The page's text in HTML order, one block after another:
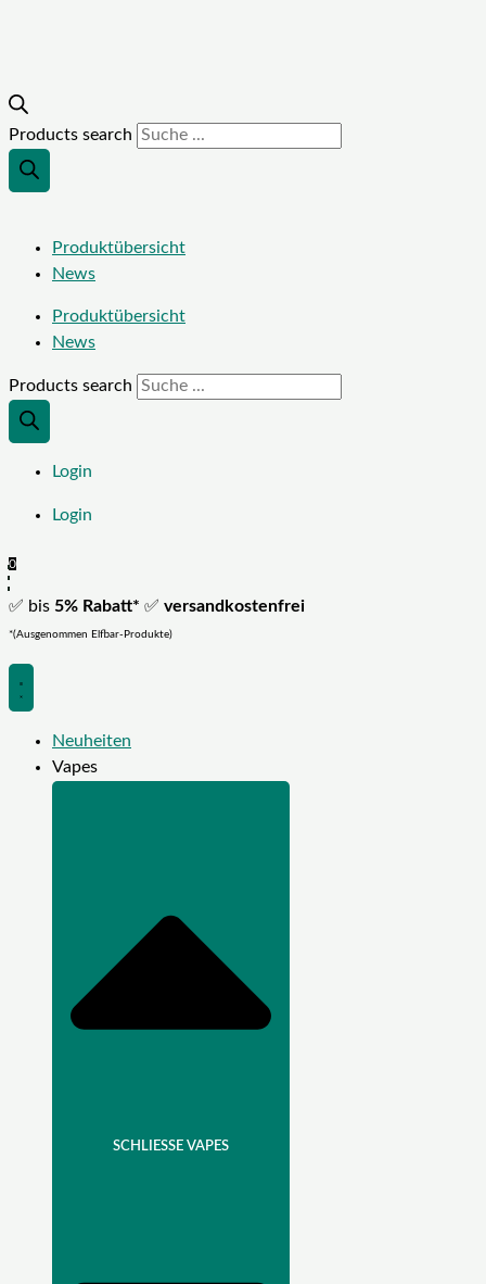
Products search
Produktübersicht
News
Produktübersicht
News
Products search
Login
Login
0
✅ bis 5% Rabatt* ✅ versandkostenfrei
*(Ausgenommen Elfbar-Produkte)
Neuheiten
Vapes
SCHLIESSE VAPES